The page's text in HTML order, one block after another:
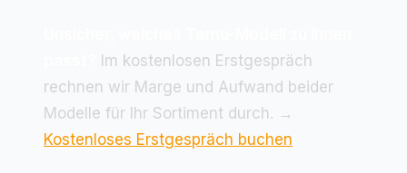
Im kostenlosen Erstgespräch
rechnen wir Marge und Aufwand beider
Modelle für Ihr Sortiment durch. →
Kostenloses Erstgespräch buchen